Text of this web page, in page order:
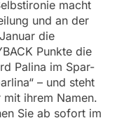
macht
und an der
die
Punkte die
Palina im Spar-
– und steht
ihrem Namen.
Sie ab sofort im